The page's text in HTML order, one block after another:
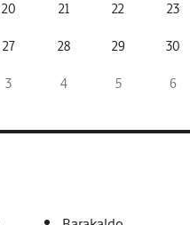
20 21 22 23
27 28 29 30
3 4 5 6